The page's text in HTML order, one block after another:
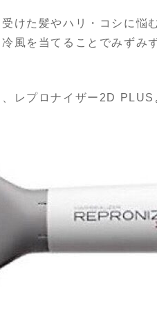
けた髪やハリ・コシに悩
風を当てることでみずみ
、レプロナイザー2D